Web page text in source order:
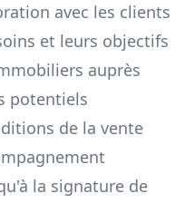
avec les clients
et leurs objectifs
auprès
potentiels
de la vente
la signature de